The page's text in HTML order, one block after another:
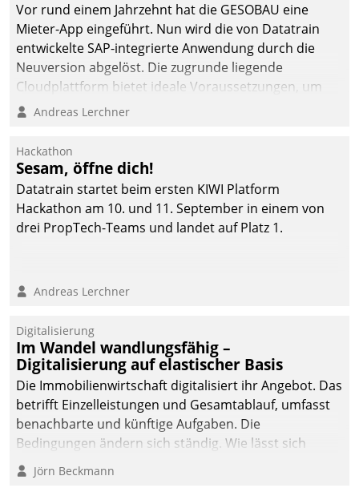
Vor rund einem Jahrzehnt hat die GESOBAU eine
Mieter-App eingeführt. Nun wird die von Datatrain
entwickelte SAP-integrierte Anwendung durch die
Neuversion abgelöst. Die zugrunde liegende
Cloudplattform bietet ideale Voraussetzungen, um
die Funktionalität der App zu erweitern und weitere
integrieren.
Andreas Lerchner
Hackathon
Sesam, öffne dich!
Datatrain startet beim ersten KIWI Platform
Hackathon am 10. und 11. September in einem von
drei PropTech-Teams und landet auf Platz 1.
Andreas Lerchner
Digitalisierung
Im Wandel wandlungsfähig –
Digitalisierung auf elastischer Basis
Die Immobilienwirtschaft digitalisiert ihr Angebot. Das
betrifft Einzelleistungen und Gesamtablauf, umfasst
benachbarte und künftige Aufgaben. Die
Bedingungen ändern sich ständig. Wie lässt sich
technisch die Kontrolle wahren und zugleich Freiraum
fürs Wachsen öffnen?
Jörn Beckmann